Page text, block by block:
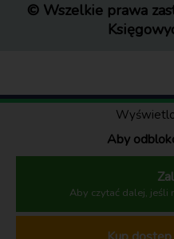
Aby
Aby czytać dalej,
© Wszelkie prawa